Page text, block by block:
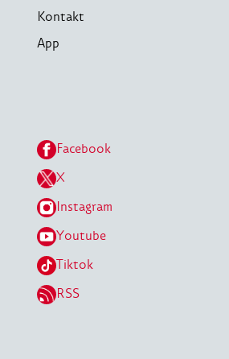
Kontakt
App
Facebook
X
Instagram
Youtube
Tiktok
RSS